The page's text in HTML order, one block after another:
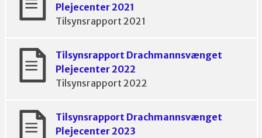
Plejecenter 2021
Tilsynsrapport 2021
Tilsynsrapport Drachmannsvænget
Plejecenter 2022
Tilsynsrapport 2022
Tilsynsrapport Drachmannsvænget
Plejecenter 2023